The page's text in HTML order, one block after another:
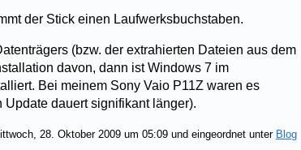
der Stick einen Laufwerksbuchstaben.
(bzw. der extrahierten Dateien aus dem
davon, dann ist Windows 7 im
Bei meinem Sony Vaio P11Z waren es
dauert signifikant länger).
28. Oktober 2009 um 05:09 und eingeordnet unter Blog